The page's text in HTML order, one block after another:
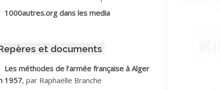
Mohamed
Salah
M.*
1000autres.org dans les media
et documents
Les méthodes de l’armée française à Alger
1957, par Raphaëlle Branche